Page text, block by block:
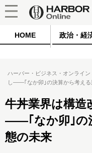
HOME 政治・経
ハーバー・ビジネス・オンライン
し――｢なか卯｣の決算から考える
牛丼業界は構造
――｢なか卯｣の
態の未来